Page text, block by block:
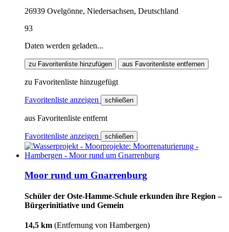
26939 Ovelgönne, Niedersachsen, Deutschland
93
Daten werden geladen...
zu Favoritenliste hinzufügen aus Favoritenliste entfernen
zu Favoritenliste hinzugefügt
Favoritenliste anzeigen schließen
aus Favoritenliste entfernt
Favoritenliste anzeigen schließen
Moor rund um Gnarrenburg
Schüler der Oste-Hamme-Schule erkunden ihre Region –
Bürgerinitiative und Gemein
14,5 km (Entfernung von Hambergen)